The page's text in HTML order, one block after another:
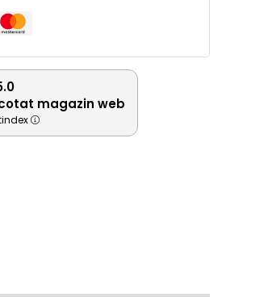
magazin web